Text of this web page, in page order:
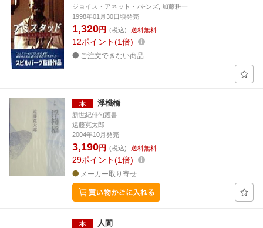
ジョイス・アネット・バ-ンズ, 加藤耕一
1998年01月30日頃発売
1,320円 (税込) 送料無料
12ポイント 1倍
ご注文できない商品
浮棧橋
新世紀俳句叢書
遠藤寛太郎
2004年10月発売
3,190円 (税込) 送料無料
29ポイント 1倍
メーカー取り寄せ
人間